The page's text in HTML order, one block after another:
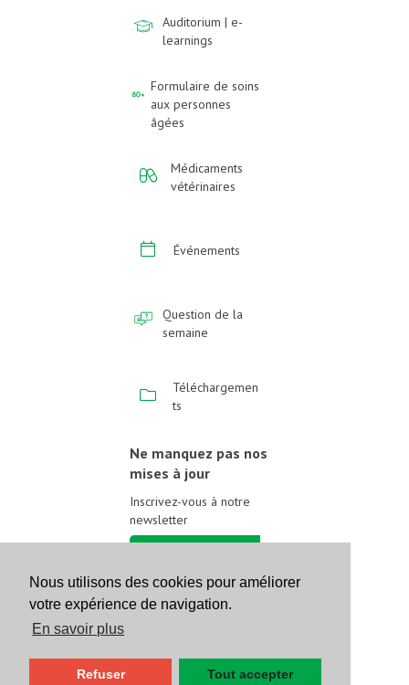
Nous utilisons des cookies pour améliorer
votre expérience de navigation.
En savoir plus
Refuser Tout accepter
Auditorium | e-
learnings
Formulaire de soins
aux personnes
âgées
Médicaments
vétérinaires
Événements
Question de la
semaine
Téléchargemen
ts
Ne manquez pas nos
mises à jour
Inscrivez-vous à notre
newsletter
Suivez-nous sur les